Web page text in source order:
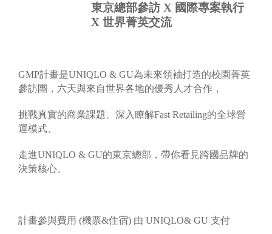
東京總部參訪 X 國際專案執行
X 世界菁英交流
GMP計畫是UNIQLO & GU為未來領袖打造的校園菁英
參訪團，六天與來自世界各地的優秀人才合作，
挑戰真實的商業課題、深入瞭解Fast Retailing的全球營
運模式、
走進UNIQLO & GU的東京總部，帶你看見跨國品牌的
決策核心。
計畫參與費用 (機票&住宿) 由 UNIQLO& GU 支付